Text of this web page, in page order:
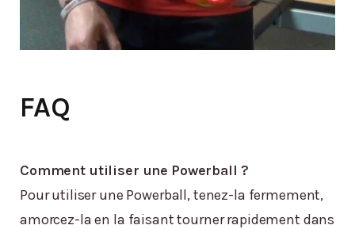
FAQ
Comment utiliser une Powerball ?
Pour utiliser une Powerball, tenez-la fermement,
amorcez-la en la faisant tourner rapidement dans